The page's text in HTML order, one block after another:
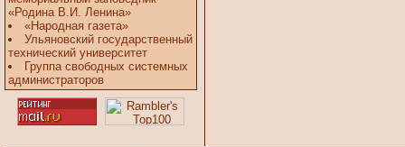
«Родина В.И. Ленина»
«Народная газета»
Ульяновский государственный
технический университет
Группа свободных системных
администраторов